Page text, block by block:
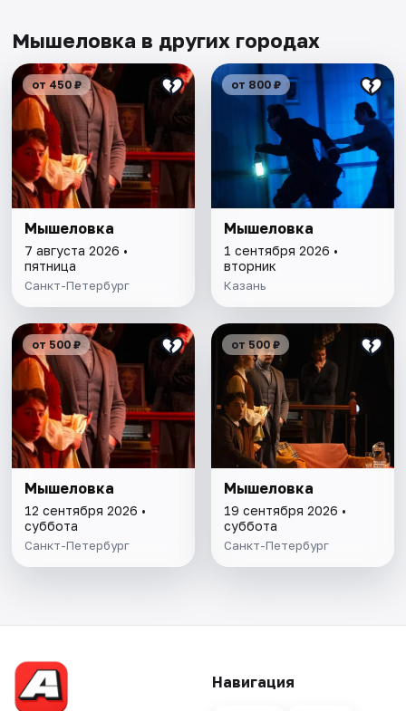
Мышеловка в других городах
от 450 ₽
Мышеловка
7 августа 2026 •
пятница
Санкт-Петербург
от 800 ₽
Мышеловка
1 сентября 2026 •
вторник
Казань
от 500 ₽
Мышеловка
12 сентября 2026 •
суббота
Санкт-Петербург
от 500 ₽
Мышеловка
19 сентября 2026 •
суббота
Санкт-Петербург
Навигация